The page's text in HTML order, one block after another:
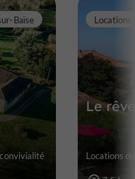
Baïse
Le
Locations